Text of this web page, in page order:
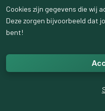
Cookies zijn gegevens die wij
Deze zorgen bijvoorbeeld dat
bent!